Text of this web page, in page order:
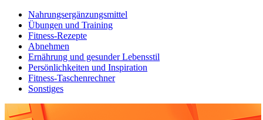
Nahrungsergänzungsmittel
Übungen und Training
Fitness-Rezepte
Abnehmen
Ernährung und gesunder Lebensstil
Persönlichkeiten und Inspiration
Fitness-Taschenrechner
Sonstiges